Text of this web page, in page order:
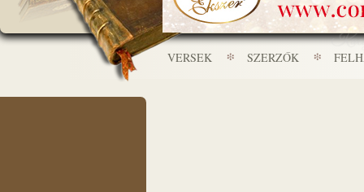
VERSEK SZERZŐK